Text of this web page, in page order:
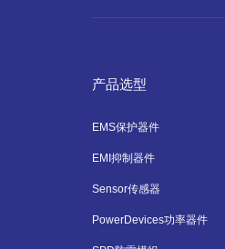
产品选型
EMS保护器件
EMI抑制器件
Sensor传感器
PowerDevices功率器件